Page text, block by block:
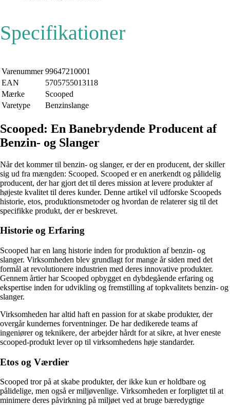
Specifikationer
Varenummer 99647210001
EAN
5705755013118
Mærke
Scooped
Varetype
Benzinslange
Scooped: En Banebrydende Producent af
Benzin- og Slanger
Når det kommer til benzin- og slanger, er der en producent, der skiller
sig ud fra mængden: Scooped. Scooped er en anerkendt og pålidelig
producent, der har gjort det til deres mission at levere produkter af
højeste kvalitet til deres kunder. Denne artikel vil udforske Scoopeds
historie, etos, produktionsmetoder og hvordan de relaterer sig til det
specifikke produkt, der er beskrevet.
Historie og Erfaring
Scooped har en lang historie inden for produktion af benzin- og
slanger. Virksomheden blev grundlagt for mange år siden med det
formål at revolutionere industrien med deres innovative produkter.
Gennem årtier har Scooped opbygget en dybdegående erfaring og
ekspertise inden for udvikling og fremstilling af topkvalitets benzin- og
slanger.
Virksomheden har altid haft en passion for at skabe produkter, der
overgår kundernes forventninger. De har dedikerede teams af
ingeniører og teknikere, der arbejder hårdt for at sikre, at hver eneste
scooped-produkt lever op til virksomhedens høje standarder.
Etos og Værdier
Scooped tror på at skabe produkter, der ikke kun er holdbare og
pålidelige, men også er miljøvenlige. Virksomheden er forpligtet til at
minimere deres påvirkning på miljøet ved at bruge bæredygtige